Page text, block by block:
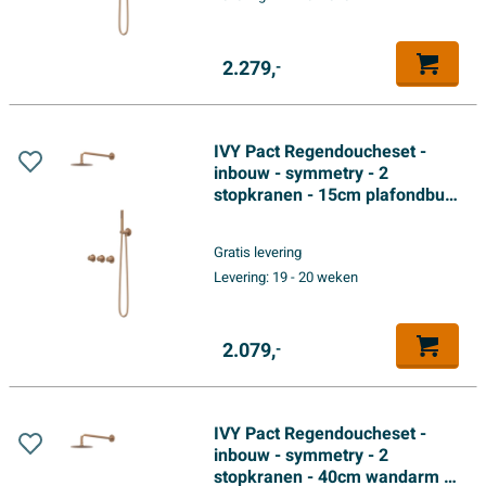
2.279,-
IVY Pact Regendoucheset -
inbouw - symmetry - 2
stopkranen - 15cm plafondbuis
doucheslang - 3-standen
handdouche - Geborsteld mat
Gratis levering
Levering: 19 - 20 weken
2.079,-
IVY Pact Regendoucheset -
inbouw - symmetry - 2
stopkranen - 40cm wandarm -